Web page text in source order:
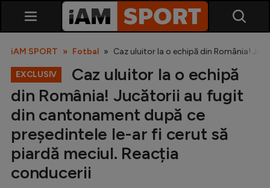
SuperLiga
Liga 2
iAM SPORT Fotbal Caz uluitor la o echipă din România!
EXCLUSIV
Caz uluitor la o echipă
din România! Jucătorii au fugit
din cantonament după ce
președintele le-ar fi cerut să
piardă meciul. Reacția
conducerii